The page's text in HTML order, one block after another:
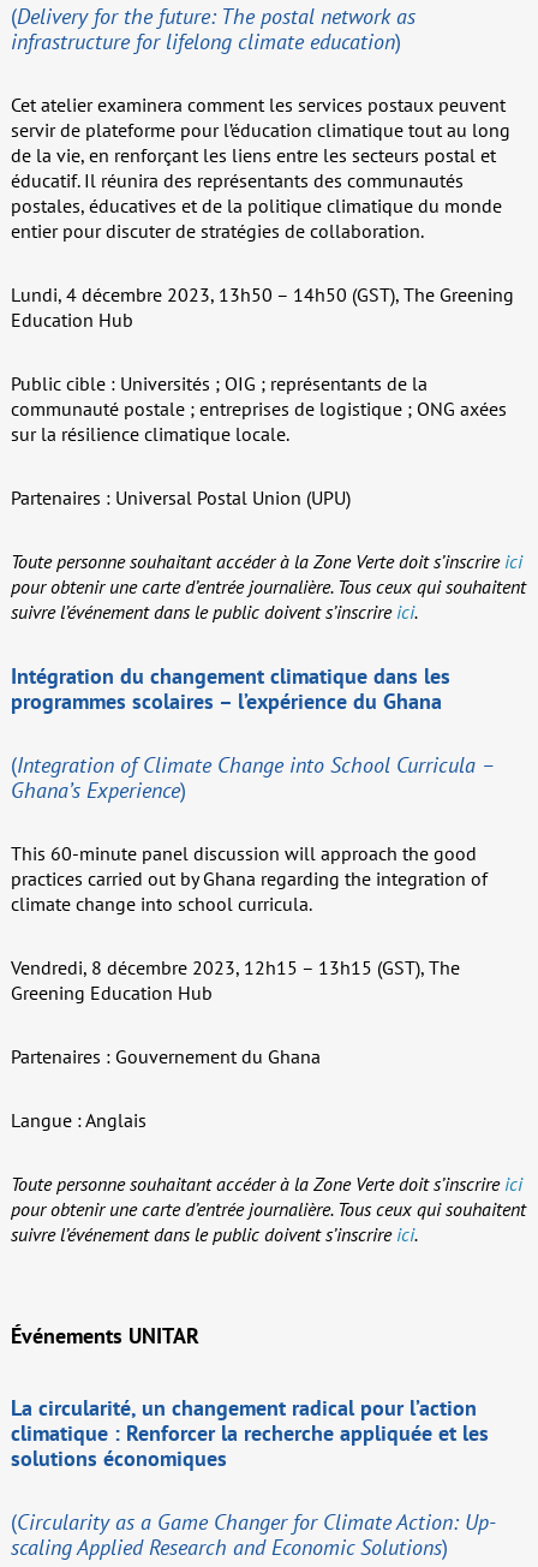
(Delivery for the future: The postal network as
infrastructure for lifelong climate education)
Cet atelier examinera comment les services postaux peuvent
servir de plateforme pour l’éducation climatique tout au long
de la vie, en renforçant les liens entre les secteurs postal et
éducatif. Il réunira des représentants des communautés
postales, éducatives et de la politique climatique du monde
entier pour discuter de stratégies de collaboration.
Lundi, 4 décembre 2023, 13h50 – 14h50 (GST), The Greening
Education Hub
Public cible : Universités ; OIG ; représentants de la
communauté postale ; entreprises de logistique ; ONG axées
sur la résilience climatique locale.
Partenaires : Universal Postal Union (UPU)
Toute personne souhaitant accéder à la Zone Verte doit s’inscrire ici
pour obtenir une carte d’entrée journalière. Tous ceux qui souhaitent
suivre l’événement dans le public doivent s’inscrire ici.
Intégration du changement climatique dans les
programmes scolaires – l’expérience du Ghana
(Integration of Climate Change into School Curricula –
Ghana’s Experience)
This 60-minute panel discussion will approach the good
practices carried out by Ghana regarding the integration of
climate change into school curricula.
Vendredi, 8 décembre 2023, 12h15 – 13h15 (GST), The
Greening Education Hub
Partenaires : Gouvernement du Ghana
Langue : Anglais
Toute personne souhaitant accéder à la Zone Verte doit s’inscrire ici
pour obtenir une carte d’entrée journalière. Tous ceux qui souhaitent
suivre l’événement dans le public doivent s’inscrire ici.
Événements UNITAR
La circularité, un changement radical pour l’action
climatique : Renforcer la recherche appliquée et les
solutions économiques
(Circularity as a Game Changer for Climate Action: Up-
scaling Applied Research and Economic Solutions)